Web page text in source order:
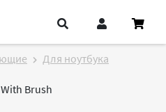
Для ноутбука
Brush